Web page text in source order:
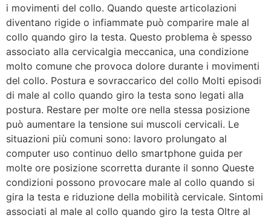
i movimenti del collo. Quando queste articolazioni
diventano rigide o infiammate può comparire male al
collo quando giro la testa. Questo problema è spesso
associato alla cervicalgia meccanica, una condizione
molto comune che provoca dolore durante i movimenti
del collo. Postura e sovraccarico del collo Molti episodi
di male al collo quando giro la testa sono legati alla
postura. Restare per molte ore nella stessa posizione
può aumentare la tensione sui muscoli cervicali. Le
situazioni più comuni sono: lavoro prolungato al
computer uso continuo dello smartphone guida per
molte ore posizione scorretta durante il sonno Queste
condizioni possono provocare male al collo quando si
gira la testa e riduzione della mobilità cervicale. Sintomi
associati al male al collo quando giro la testa Oltre al